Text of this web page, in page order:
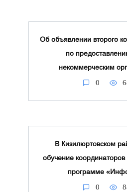
Об объявлении второго
по
некоммерческим
0
В Кизилюртовском
обучение
программе
0